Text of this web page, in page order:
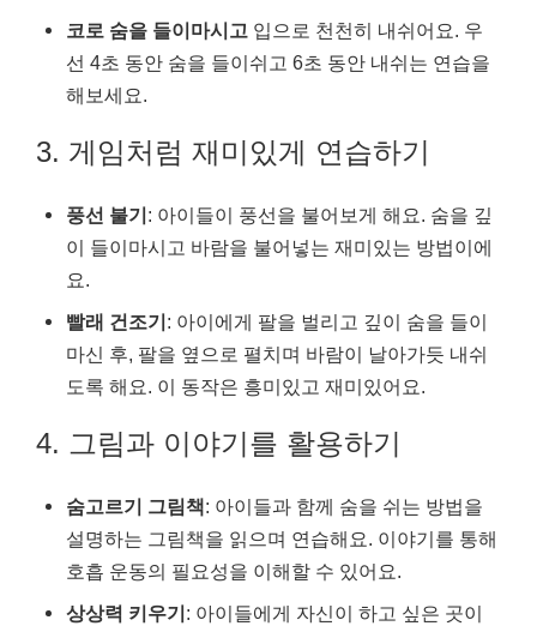
코로 숨을 들이마시고 입으로 천천히 내쉬어요. 우
선 4초 동안 숨을 들이쉬고 6초 동안 내쉬는 연습을
해보세요.
3. 게임처럼 재미있게 연습하기
풍선 불기: 아이들이 풍선을 불어보게 해요. 숨을 깊
이 들이마시고 바람을 불어넣는 재미있는 방법이에
요.
빨래 건조기: 아이에게 팔을 벌리고 깊이 숨을 들이
마신 후, 팔을 옆으로 펼치며 바람이 날아가듯 내쉬
도록 해요. 이 동작은 흥미있고 재미있어요.
4. 그림과 이야기를 활용하기
숨고르기 그림책: 아이들과 함께 숨을 쉬는 방법을
설명하는 그림책을 읽으며 연습해요. 이야기를 통해
호흡 운동의 필요성을 이해할 수 있어요.
상상력 키우기: 아이들에게 자신이 하고 싶은 곳이